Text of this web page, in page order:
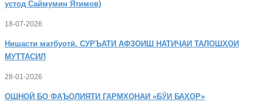
устод Саймумин Ятимов)
18-07-2026
Нишасти матбуотӣ. СУРЪАТИ АФЗОИШ НАТИҶАИ ТАЛОШҲОИ
МУТТАСИЛ
28-01-2026
ОШНОӢ БО ФАЪОЛИЯТИ ГАРМХОНАИ «БӮИ БАҲОР»